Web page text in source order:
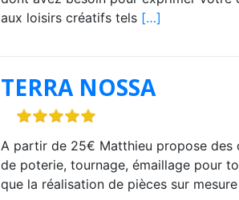
aux loisirs créatifs tels […]
TERRA NOSSA
A partir de 25€ Matthieu propose des
de poterie, tournage, émaillage pour
que la réalisation de pièces sur mesure